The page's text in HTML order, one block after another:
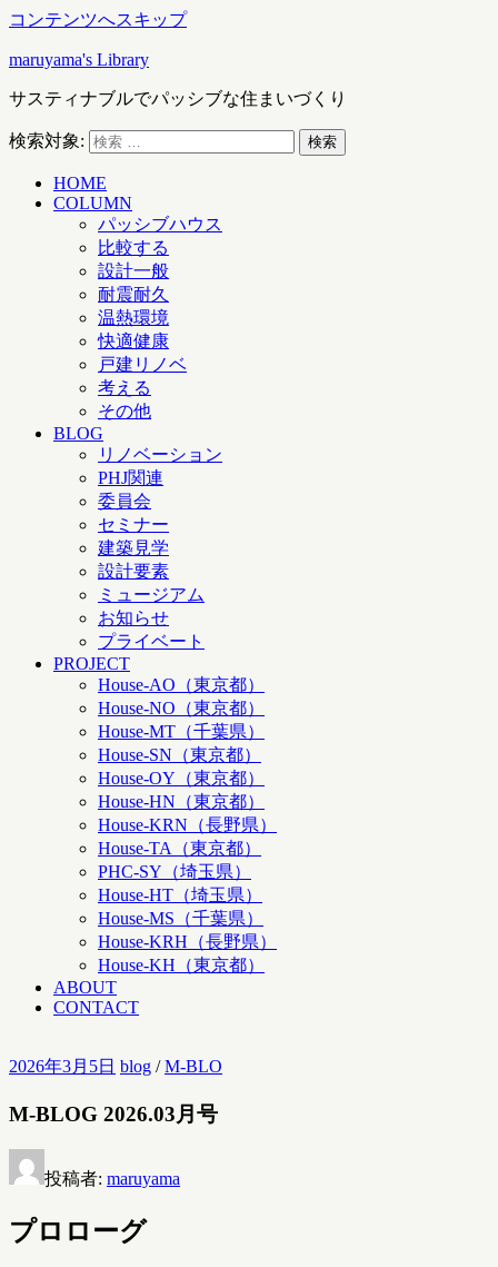
コンテンツへスキップ
maruyama's Library
サスティナブルでパッシブな住まいづくり
検索対象: 検索
HOME
COLUMN
パッシブハウス
比較する
設計一般
耐震耐久
温熱環境
快適健康
戸建リノベ
考える
その他
BLOG
リノベーション
PHJ関連
委員会
セミナー
建築見学
設計要素
ミュージアム
お知らせ
プライベート
PROJECT
House-AO（東京都）
House-NO（東京都）
House-MT（千葉県）
House-SN（東京都）
House-OY（東京都）
House-HN（東京都）
House-KRN（長野県）
House-TA（東京都）
PHC-SY（埼玉県）
House-HT（埼玉県）
House-MS（千葉県）
House-KRH（長野県）
House-KH（東京都）
ABOUT
CONTACT
2026年3月5日 blog /M-BLO
M-BLOG 2026.03月号
投稿者: maruyama
プロローグ